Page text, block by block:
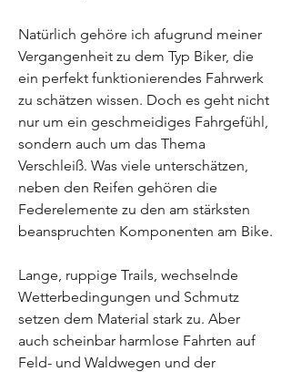
Natürlich gehöre ich afugrund meiner
Vergangenheit zu dem Typ Biker, die
ein perfekt funktionierendes Fahrwerk
zu schätzen wissen. Doch es geht nicht
nur um ein geschmeidiges Fahrgefühl,
sondern auch um das Thema
Verschleiß. Was viele unterschätzen,
neben den Reifen gehören die
Federelemente zu den am stärksten
beanspruchten Komponenten am Bike.
Lange, ruppige Trails, wechselnde
Wetterbedingungen und Schmutz
setzen dem Material stark zu. Aber
auch scheinbar harmlose Fahrten auf
Feld- und Waldwegen und der